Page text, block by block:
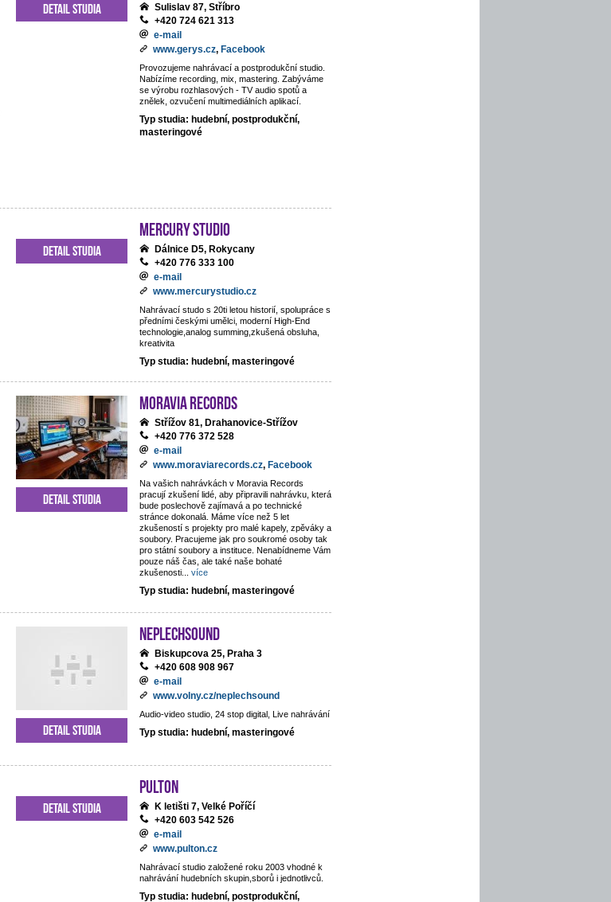
Sulislav 87, Stříbro
+420 724 621 313
e-mail
www.gerys.cz, Facebook
Provozujeme nahrávací a postprodukční studio.
Nabízíme recording, mix, mastering. Zabýváme
se výrobu rozhlasových - TV audio spotů a
znělek, ozvučení multimediálních aplikací.
Typ studia: hudební, postprodukční,
masteringové
Detail studia
Mercury studio
Dálnice D5, Rokycany
+420 776 333 100
e-mail
www.mercurystudio.cz
Nahrávací studo s 20ti letou historií, spolupráce s
předními českými umělci, moderní High-End
technologie,analog summing,zkušená obsluha,
kreativita
Typ studia: hudební, masteringové
Detail studia
Moravia Records
Střížov 81, Drahanovice-Střížov
+420 776 372 528
e-mail
www.moraviarecords.cz, Facebook
Na vašich nahrávkách v Moravia Records
pracují zkušení lidé, aby připravili nahrávku, která
bude poslechově zajímavá a po technické
stránce dokonalá. Máme více než 5 let
zkušeností s projekty pro malé kapely, zpěváky a
soubory. Pracujeme jak pro soukromé osoby tak
pro státní soubory a instituce. Nenabídneme Vám
pouze náš čas, ale také naše bohaté
zkušenosti
více
Typ studia: hudební, masteringové
Detail studia
NEPLECHSOUND
Biskupcova 25, Praha 3
+420 608 908 967
e-mail
www.volny.cz/neplechsound
Audio-video studio, 24 stop digital, Live nahrávání
Typ studia: hudební, masteringové
Detail studia
Pulton
K letišti 7, Velké Poříčí
+420 603 542 526
e-mail
www.pulton.cz
Nahrávací studio založené roku 2003 vhodné k
nahrávání hudebních skupin,sborů i jednotlivců.
Typ studia: hudební, postprodukční,
Detail studia